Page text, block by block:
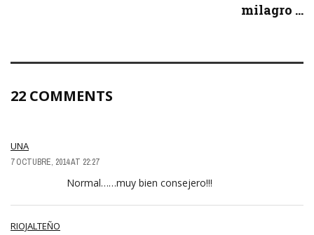
milagro ...
22 COMMENTS
UNA
7 OCTUBRE, 2014 AT 22:27
Normal……muy bien consejero!!!
RIOJALTEÑO